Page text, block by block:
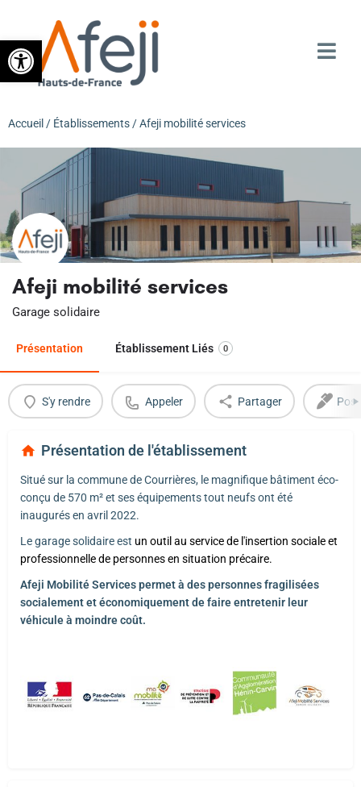
Ouvrir la barre d’outils
Accueil / Établissements / Afeji mobilité services
Afeji mobilité services
Garage solidaire
Présentation Établissement Liés 0
S'y rendre Appeler Partager
Présentation de l'établissement
Situé sur la commune de Courrières, le magnifique bâtiment éco-
conçu de 570 m² et ses équipements tout neufs ont été
inaugurés en avril 2022.
Le garage solidaire est un outil au service de l'insertion sociale et
professionnelle de personnes en situation précaire.
Afeji Mobilité Services permet à des personnes fragilisées
socialement et économiquement de faire entretenir leur
véhicule à moindre coût.